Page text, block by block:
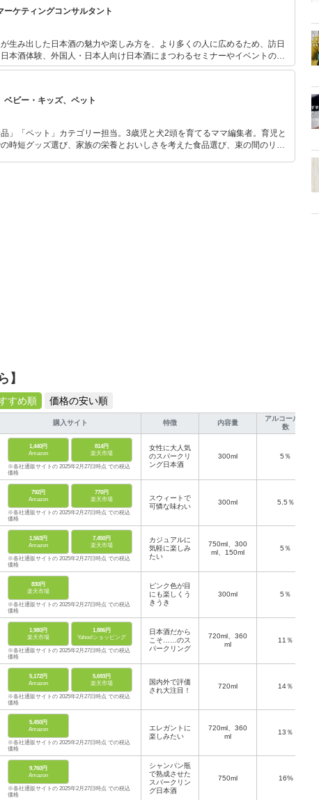
ーケティングコンサルタント
生み出した日本酒の魅力や楽しみ方を、より多くの人に広めるため、訪日
本酒体験、外国人・日本人向け日本酒にまつわるセミナーやイベントの企
ビー・キッズ、ペット
品」「ペット」カテゴリー担当。3歳児と犬2頭を育てるママ編集者。育児と
時短グッズ選び、家族の栄養とおいしさを考えた食品選び、束の間のリラ
】
すめ順 価格の安い順
購入サイト 特徴 内容量
アルコール度
数
1,440円
Amazon
814円
楽天市場
※各社通販サイトの 2025年2月27日時点 での税込
価格
女性に大人気
のスパークリ
ング日本酒
300ml 5％
792円
Amazon
770円
楽天市場
※各社通販サイトの 2025年2月27日時点 での税込
価格
スウィートで
可憐な味わい
300ml 5.5％
1,563円
Amazon
7,450円
楽天市場
※各社通販サイトの 2025年2月27日時点 での税込
価格
カジュアルに
気軽に楽しみ
たい
750ml、300
ml、150ml
5％
830円
楽天市場
※各社通販サイトの 2025年2月27日時点 での税込
価格
ピンク色が目
にも楽しくう
きうき
300ml 5％
1,980円
楽天市場
1,886円
Yahoo!ショッピング
※各社通販サイトの 2025年2月27日時点 での税込
価格
日本酒だから
こそ……のス
パークリング
720ml、360
ml
11％
5,172円
Amazon
5,693円
楽天市場
※各社通販サイトの 2025年2月27日時点 での税込
価格
国内外で評価
され大注目！
720ml 14％
5,450円
Amazon
※各社通販サイトの 2025年2月27日時点 での税込
価格
エレガントに
楽しみたい
720ml、360
ml
13％
9,760円
Amazon
※各社通販サイトの 2025年2月27日時点 での税込
価格
シャンパン瓶
で熟成させた
スパークリン
グ日本酒
750ml 16%